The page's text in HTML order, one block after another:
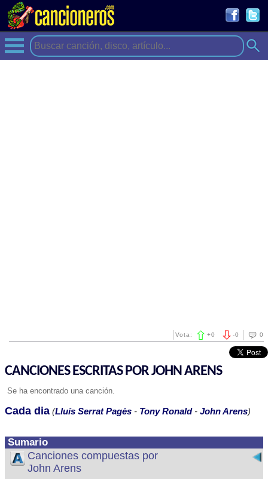
0
-0
Vota: +0
CANCIONES ESCRITAS POR JOHN ARENS
Se ha encontrado una canción.
Sumario
Canciones compuestas por
John Arens
Cada dia (Lluís Serrat Pagès - Tony Ronald- John Arens)